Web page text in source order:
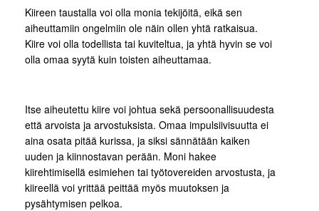
Kiireen taustalla voi olla monia tekijöitä, eikä sen
aiheuttamiin ongelmiin ole näin ollen yhtä ratkaisua.
Kiire voi olla todellista tai kuviteltua, ja yhtä hyvin se voi
olla omaa syytä kuin toisten aiheuttamaa.
Itse aiheutettu kiire voi johtua sekä persoonallisuudesta
että arvoista ja arvostuksista. Omaa impulsiivisuutta ei
aina osata pitää kurissa, ja siksi sännätään kaiken
uuden ja kiinnostavan perään. Moni hakee
kiirehtimisellä esimiehen tai työtovereiden arvostusta, ja
kiireellä voi yrittää peittää myös muutoksen ja
pysähtymisen pelkoa.